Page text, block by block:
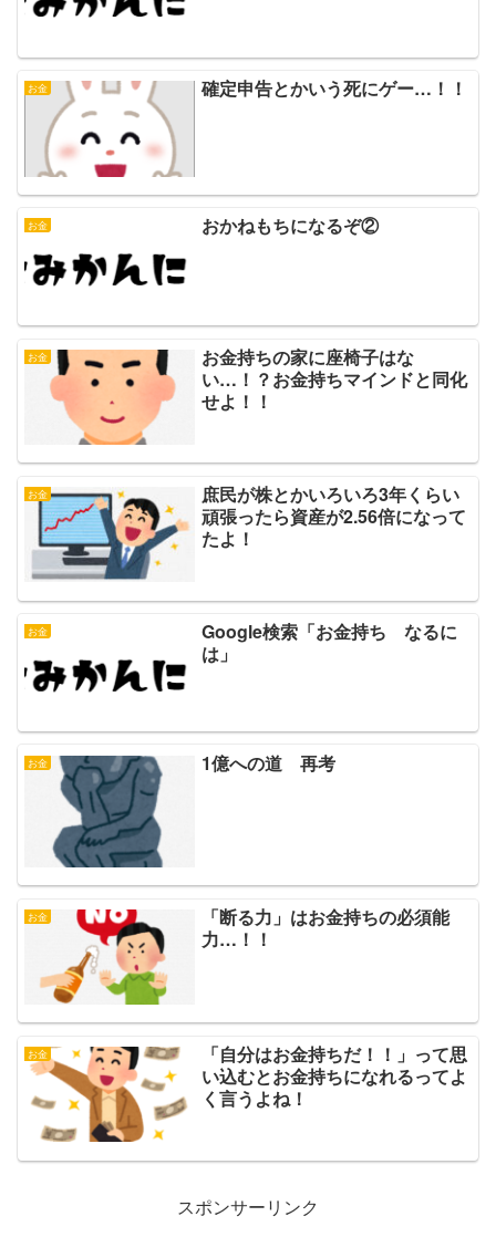
お金 確定申告とかいう死にゲー…！！
お金 おかねもちになるぞ②
お金
お金持ちの家に座椅子はな
い…！？お金持ちマインドと同化
せよ！！
お金
庶民が株とかいろいろ3年くらい
頑張ったら資産が2.56倍になって
たよ！
お金
Google検索「お金持ち なるに
は」
お金 1億への道 再考
お金
「断る力」はお金持ちの必須能
力…！！
お金
「自分はお金持ちだ！！」って思
い込むとお金持ちになれるってよ
く言うよね！
スポンサーリンク